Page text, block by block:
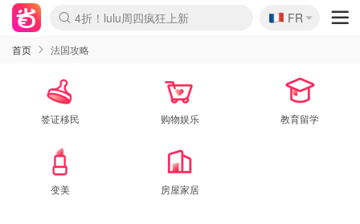
Boticinal 夏促开抢！
4折！lulu周四疯狂上新
还没结束！&OtherStories大促
Joybuy变相75折 随时失效
速领！Stanley独家85折
疑似霸哥！Camper额外叠85折
Zalando 奥莱闪促！每日更新
Moncler反季囤！5折起+叠9折
Coach Brooklyn仅€192
🇫🇷
FR
首页 法国攻略
签证移民
变美
购物娱乐
房屋家居
教育留学